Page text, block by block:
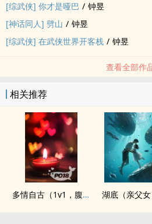
[综武侠] 你才是哑巴 / 钟昱
[神话同人] 劈山 / 钟昱
[综武侠] 在武侠世界开客栈 / 钟昱
查看全部作
相关推荐
多情自古（1v1，腹黑内侍&amp;amp;咸鱼皇后） 湖底（亲父女